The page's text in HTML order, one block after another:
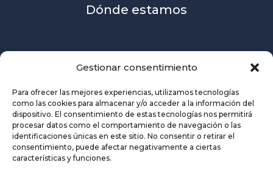
Gestionar consentimiento
Para ofrecer las mejores experiencias, utilizamos tecnologías
como las cookies para almacenar y/o acceder a la información del
dispositivo. El consentimiento de estas tecnologías nos permitirá
procesar datos como el comportamiento de navegación o las
identificaciones únicas en este sitio. No consentir o retirar el
consentimiento, puede afectar negativamente a ciertas
características y funciones.
Dónde estamos